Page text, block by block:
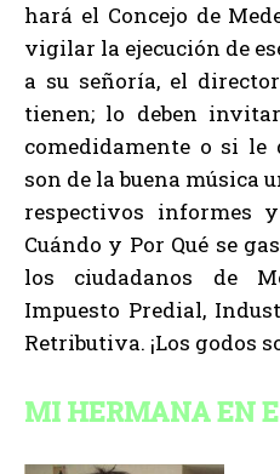
hará el Concejo de
vigilar la ejecución de
a su señoría, el
tienen; lo deben
comedidamente o si le
son de la buena música
respectivos informes
Cuándo y Por Qué se
los ciudadanos de
Impuesto Predial,
Retributiva. ¡Los godos
MI HERMANA EN